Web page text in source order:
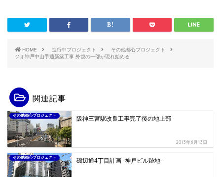
HOME 進行中プロジェクト
その他都心プロジェクト
ジオ神戸中山手通新築工事 外観の一部が現れ始める
関連記事
その他都心プロジェクト 阪神三宮駅改良工事完了後の地上部
2013年6月13日
その他都心プロジェクト 磯辺通4丁目計画 -神戸ビル跡地-